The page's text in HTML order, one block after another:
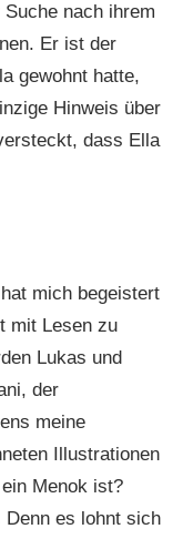
nach ihrem
Er ist der
gewohnt hatte,
Hinweis über
dass Ella
mich begeistert
mit Lesen zu
Lukas und
der
meine
Illustrationen
Menok ist?
es lohnt sich